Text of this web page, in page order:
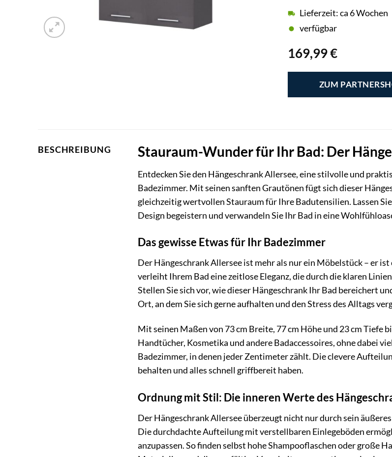
169,99€
Lieferzeit: ca 6 Wochen
verfügbar
ZUM
BESCHREIBUNG Stauraum-Wunder für Ihr Bad: Der
Entdecken Sie den Hängeschrank Allersee, eine stilvolle und
Badezimmer. Mit seinen sanften Grautönen fügt sich dieser
gleichzeitig wertvollen Stauraum für Ihre Badutensilien. Lassen
Design begeistern und verwandeln Sie Ihr Bad in eine
Das gewisse Etwas für Ihr Badezimmer
Der Hängeschrank Allersee ist mehr als nur ein Möbelstück – er
verleiht Ihrem Bad eine zeitlose Eleganz, die durch die klaren
Stellen Sie sich vor, wie dieser Hängeschrank Ihr Bad bereichert
Ort, an dem Sie sich gerne aufhalten und den Stress des Alltags
Mit seinen Maßen von 73 cm Breite, 77 cm Höhe und 23 cm Tiefe
Handtücher, Kosmetika und andere Badaccessoires, ohne dabei
Badezimmer, in denen jeder Zentimeter zählt. Die clevere
behalten und alles schnell griffbereit haben.
Ordnung mit Stil: Die inneren Werte des
Der Hängeschrank Allersee überzeugt nicht nur durch sein
Die durchdachte Aufteilung mit verstellbaren Einlegeböden
anzupassen. So finden selbst hohe Shampooflaschen oder große